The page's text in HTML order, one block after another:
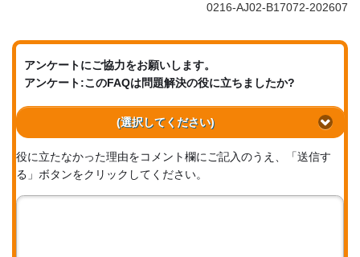
0216-AJ02-B17072-202607
アンケートにご協力をお願いします。
アンケート:このFAQは問題解決の役に立ちましたか?
(選択してください)
役に立たなかった理由をコメント欄にご記入のうえ、「送信す
る」ボタンをクリックしてください。